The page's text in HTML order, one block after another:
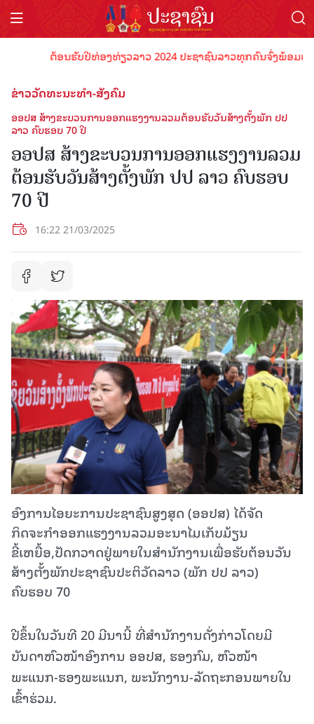
ຕ້ອນຮັບປີທ່ອງທ່ຽວລາວ 2024 ປະຊາຊົນລາວທຸກຄົນຈົ່ງພ້ອມເປັ
ຂ່າວວັດທະນະທຳ-ສັງຄົມ
ອອປສ ສ້າງຂະບວນການອອກແຮງງານລວມຕ້ອນຮັບວັນສ້າງຕັ້ງພັກ ປປ
ລາວ ຄົບຮອບ 70 ປີ
ອອປສ ສ້າງຂະບວນການອອກແຮງງານລວມ
ຕ້ອນຮັບວັນສ້າງຕັ້ງພັກ ປປ ລາວ ຄົບຮອບ
70 ປີ
16:22 21/03/2025
ອົງການໄອຍະການປະຊາຊົນສູງສຸດ (ອອປສ) ໄດ້ຈັດ
ກິດຈະກຳອອກແຮງງານລວມອະນາໄມເກັບມ້ຽນ
ຂີ້ເຫຍື້ອ,ປັດກວາດຢູ່ພາຍໃນສຳນັກງານເພື່ອຮັບຕ້ອນວັນ
ສ້າງຕັ້ງພັກປະຊາຊົນປະຕິວັດລາວ (ພັກ ປປ ລາວ)
ຄົບຮອບ 70
ປີຂຶ້ນໃນວັນທີ 20 ມີນານີ້ ທີ່ສຳນັກງານດັ່ງກ່າວໂດຍມີ
ບັນດາຫົວໜ້າອົງການ ອອປສ, ຮອງກົມ, ຫົວໜ້າ
ພະແນກ-ຮອງພະແນກ, ພະນັກງານ-ລັດຖະກອນພາຍໃນ
ເຂົ້າຮ່ວມ.